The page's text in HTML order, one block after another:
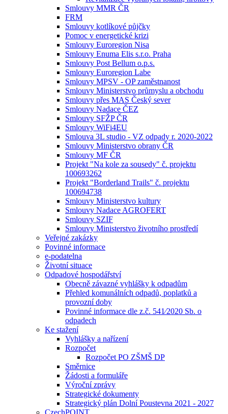
Smlouvy MMR ČR
FRM
Smlouvy kotlíkové půjčky
Pomoc v energetické krizi
Smlouvy Euroregion Nisa
Smlouvy Enuma Elis s.r.o. Praha
Smlouvy Post Bellum o.p.s.
Smlouvy Euroregion Labe
Smlouvy MPSV - OP zaměstnanost
Smlouvy Ministerstvo průmyslu a obchodu
Smlouvy přes MAS Český sever
Smlouvy Nadace ČEZ
Smlouvy SFŽP ČR
Smlouvy WiFi4EU
Smlouva 3L studio - VZ odpady r. 2020-2022
Smlouvy Ministerstvo obrany ČR
Smlouvy MF ČR
Projekt "Na kole za sousedy" č. projektu
100693262
Projekt "Borderland Trails" č. projektu
100694738
Smlouvy Ministerstvo kultury
Smlouvy Nadace AGROFERT
Smlouvy SZIF
Smlouvy Ministerstvo životního prostředí
Veřejné zakázky
Povinné informace
e-podatelna
Životní situace
Odpadové hospodářství
Obecně závazné vyhlášky k odpadům
Přehled komunálních odpadů, poplatků a
provozní doby
Povinné informace dle z.č. 541⁄2020 Sb. o
odpadech
Ke stažení
Vyhlášky a nařízení
Rozpočet
Rozpočet PO ZŠMŠ DP
Směrnice
Žádosti a formuláře
Výroční zprávy
Strategické dokumenty
Strategický plán Dolní Poustevna 2021 - 2027
CzechPOINT